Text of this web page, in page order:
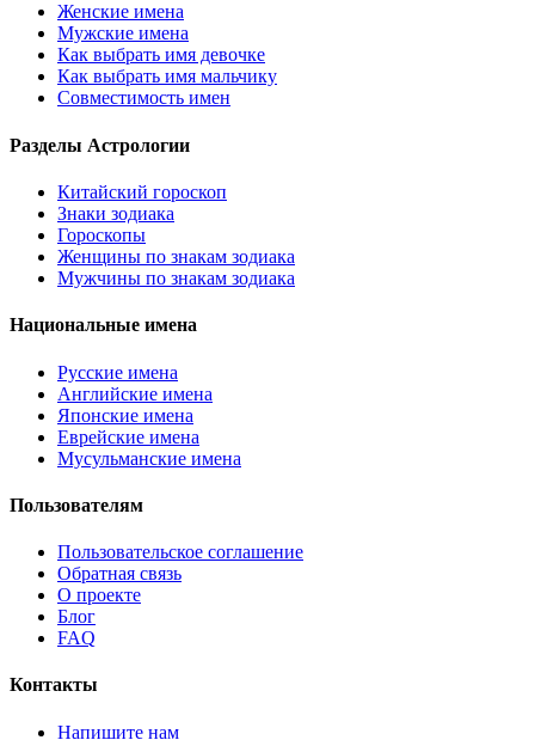
Женские имена
Мужские имена
Как выбрать имя девочке
Как выбрать имя мальчику
Совместимость имен
Разделы Астрологии
Китайский гороскоп
Знаки зодиака
Гороскопы
Женщины по знакам зодиака
Мужчины по знакам зодиака
Национальные имена
Русские имена
Английские имена
Японские имена
Еврейские имена
Мусульманские имена
Пользователям
Пользовательское соглашение
Обратная связь
О проекте
Блог
FAQ
Контакты
Напишите нам